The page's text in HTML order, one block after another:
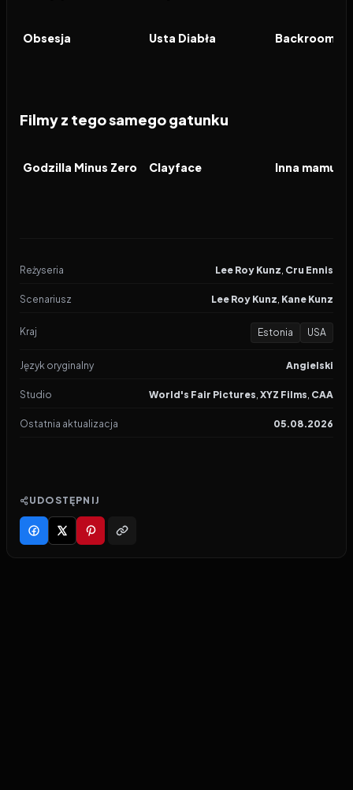
FILM
Obsesja FILM
Usta Diabła FILM
Filmy z tego samego gatunku
FILM
Godzilla Minus Zero FILM
Clayface FILM
Inna mamusia
Reżyseria Lee Roy Kunz, Cru Ennis
Scenariusz Lee Roy Kunz, Kane Kunz
Kraj Estonia USA
Język oryginalny Angielski
Studio World's Fair Pictures, XYZ Films, CAA
Ostatnia aktualizacja 05.08.2026
UDOSTĘPNIJ